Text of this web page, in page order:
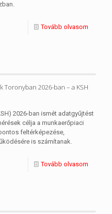
Tovább olvasom
Toronyban 2026-ban – a KSH
2026-ban ismét adatgyűjtést
célja a munkaerőpiaci
feltérképezése,
is számítanak.
Tovább olvasom